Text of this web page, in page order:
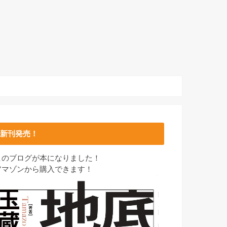
新刊発売！
のブログが本になりました！
マゾンから購入できます！